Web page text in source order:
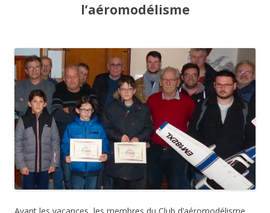
l’aéromodélisme
Avant les vacances, les membres du Club d’aéromodélisme